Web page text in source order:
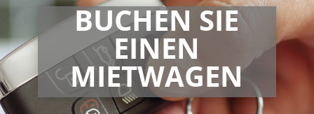
BUCHEN SIE
EINEN
MIETWAGEN